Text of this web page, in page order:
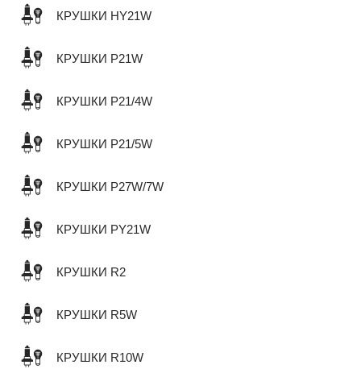
КРУШКИ HY21W
КРУШКИ P21W
КРУШКИ P21/4W
КРУШКИ P21/5W
КРУШКИ P27W/7W
КРУШКИ PY21W
КРУШКИ R2
КРУШКИ R5W
КРУШКИ R10W